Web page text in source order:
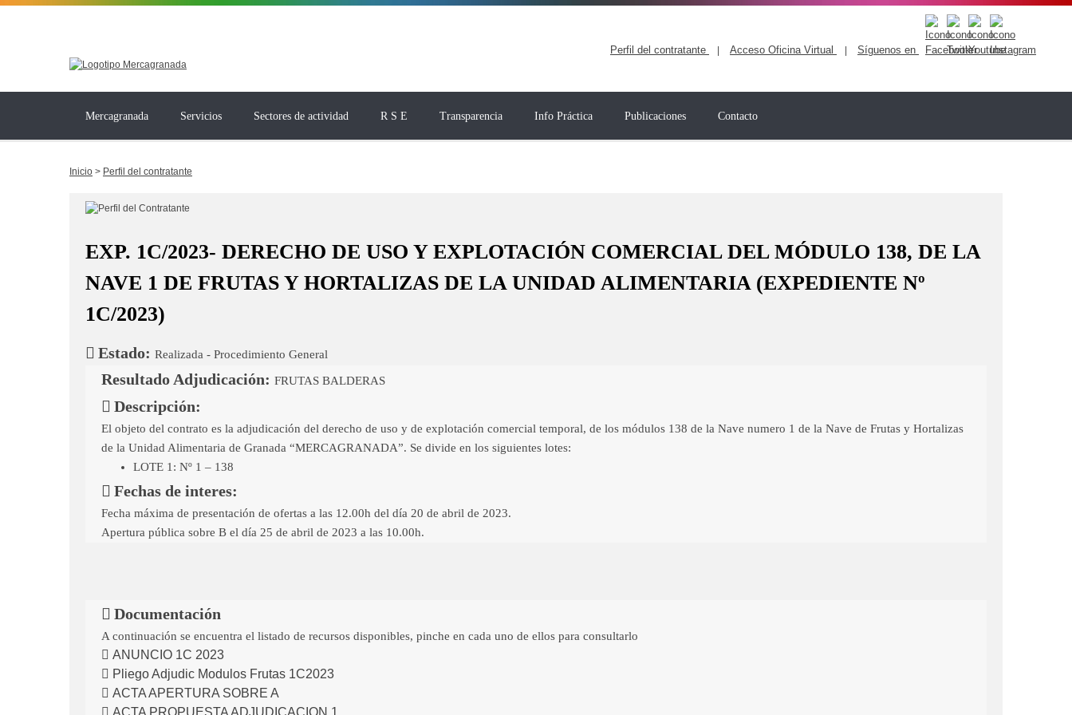
Perfil del contratante Acceso Oficina Virtual Síguenos en
Mercagranada Servicios Sectores de actividad R S E Transparencia Info Práctica Publicaciones Contacto
Inicio > Perfil del contratante
EXP. 1C/2023- DERECHO DE USO Y EXPLOTACIÓN COMERCIAL DEL MÓDULO 138, DE LA
NAVE 1 DE FRUTAS Y HORTALIZAS DE LA UNIDAD ALIMENTARIA (EXPEDIENTE Nº
1C/2023)
Estado: Realizada - Procedimiento General
Resultado Adjudicación: FRUTAS BALDERAS
Descripción:
El objeto del contrato es la adjudicación del derecho de uso y de explotación comercial temporal, de los módulos 138 de la Nave numero 1 de la Nave de Frutas y Hortalizas
de la Unidad Alimentaria de Granada “MERCAGRANADA”. Se divide en los siguientes lotes:
LOTE 1: Nº 1 – 138
Fechas de interes:
Fecha máxima de presentación de ofertas a las 12.00h del día 20 de abril de 2023.
Apertura pública sobre B el día 25 de abril de 2023 a las 10.00h.
Documentación
A continuación se encuentra el listado de recursos disponibles, pinche en cada uno de ellos para consultarlo
ANUNCIO 1C 2023
Pliego Adjudic Modulos Frutas 1C2023
ACTA APERTURA SOBRE A
ACTA PROPUESTA ADJUDICACION 1